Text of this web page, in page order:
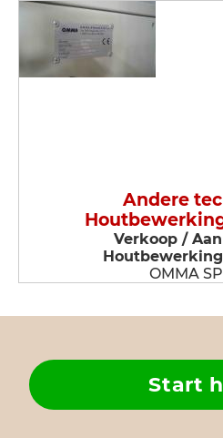
Andere
Verkoop /
OMMA
Start